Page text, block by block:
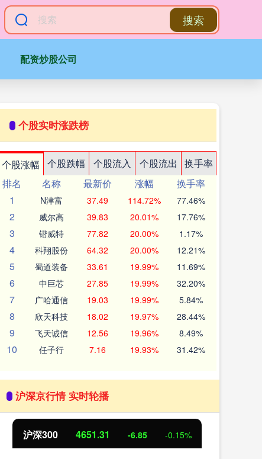
搜索
配资炒股公司
个股实时涨跌榜
个股涨幅 个股跌幅 个股流入 个股流出
换手率
排名
名称 最新价 涨幅
换手率
1
N津富 37.49 114.72% 77.46%
2 威尔高 39.83 20.01% 17.76%
3 锴威特 77.82 20.00% 1.17%
4 科翔股份 64.32 20.00% 12.21%
5 蜀道装备 33.61 19.99% 11.69%
6 中巨芯 27.85 19.99% 32.20%
7 广哈通信 19.03 19.99% 5.84%
8 欣天科技 18.02 19.97% 28.44%
9 飞天诚信 12.56 19.96% 8.49%
10 任子行 7.16 19.93% 31.42%
沪深京行情 实时轮播
沪深300 4651.31 -6.85 -0.15%